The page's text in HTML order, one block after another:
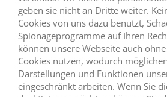
geben sie nicht an Dritte weiter.
Cookies von uns dazu benutzt,
Spionageprogramme auf Ihren
können unsere Webseite auch
Cookies nutzen, wodurch
Darstellungen und Funktionen
eingeschränkt arbeiten. Wenn Sie